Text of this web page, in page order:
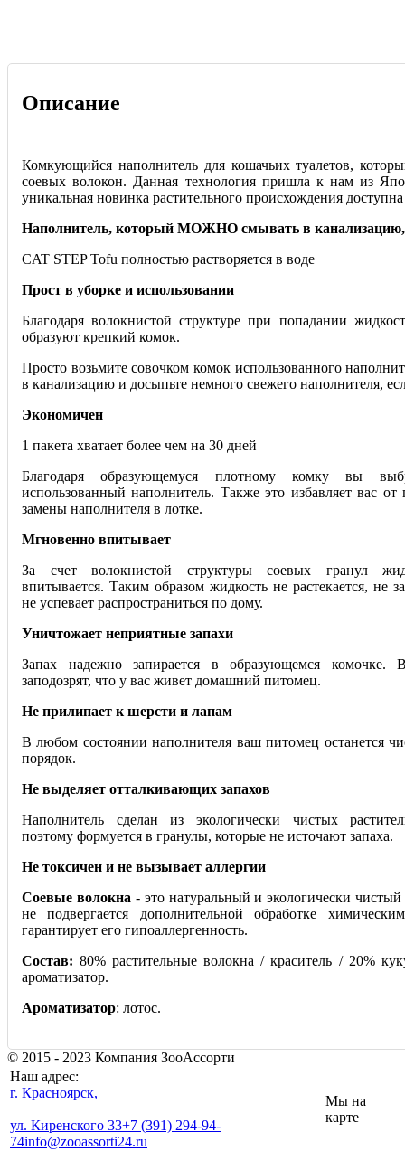
Описание
Комкующийся наполнитель для кошачьих туалетов,
соевых волокон. Данная технология пришла к нам из
уникальная новинка растительного происхождения
Наполнитель, который МОЖНО смывать в канализацию,
CAT STEP Tofu полностью растворяется в воде
Прост в уборке и использовании
Благодаря волокнистой структуре при попадании
образуют крепкий комок.
Просто возьмите совочком комок использованного
в канализацию и досыпьте немного свежего наполнителя,
Экономичен
1 пакета хватает более чем на 30 дней
Благодаря образующемуся плотному комку вы
использованный наполнитель. Также это избавляет вас
замены наполнителя в лотке.
Мгновенно впитывает
За счет волокнистой структуры соевых гранул
впитывается. Таким образом жидкость не растекается, не
не успевает распространиться по дому.
Уничтожает неприятные запахи
Запах надежно запирается в образующемся
заподозрят, что у вас живет домашний питомец.
Не прилипает к шерсти и лапам
В любом состоянии наполнителя ваш питомец останется
порядок.
Не выделяет отталкивающих запахов
Наполнитель сделан из экологически чистых
поэтому формуется в гранулы, которые не источают запаха.
Не токсичен и не вызывает аллергии
Соевые волокна - это натуральный и экологически
не подвергается дополнительной обработке
гарантирует его гипоаллергенность.
Состав: 80% растительные волокна / краситель / 20%
ароматизатор.
Ароматизатор: лотос.
© 2015 - 2023 Компания ЗооАссорти
Наш адрес:
г. Красноярск,
ул. Киренского 33+7 (391) 294-94-
74info@zooassorti24.ru
Мы на
карте